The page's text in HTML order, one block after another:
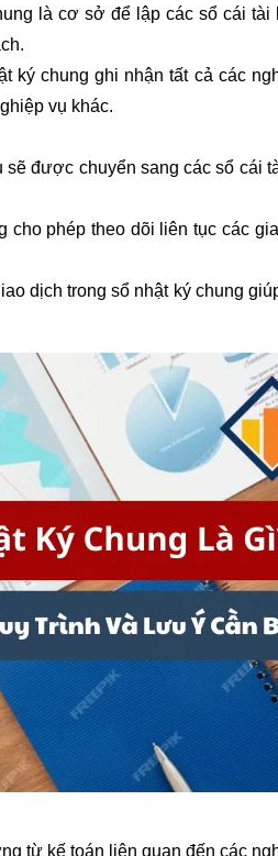
là cơ sở để lập các sổ cái tài
ký chung ghi nhận tất cả các
vụ khác.
được chuyển sang các sổ cái
cho phép theo dõi liên tục các
dịch trong sổ nhật ký chung
từ kế toán liên quan đến các